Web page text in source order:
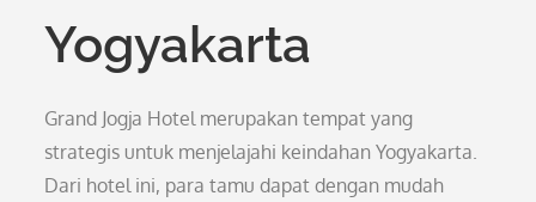
Yogyakarta
Grand Jogja Hotel merupakan tempat yang
strategis untuk menjelajahi keindahan Yogyakarta.
Dari hotel ini, para tamu dapat dengan mudah